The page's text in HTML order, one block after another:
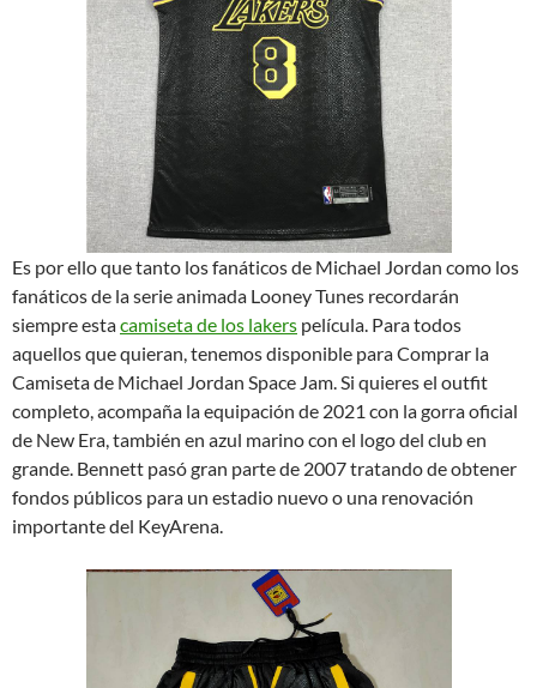
Es por ello que tanto los fanáticos de Michael Jordan como los
fanáticos de la serie animada Looney Tunes recordarán
siempre estacamiseta de los lakers película. Para todos
aquellos que quieran, tenemos disponible para Comprar la
Camiseta de Michael Jordan Space Jam. Si quieres el outfit
completo, acompaña la equipación de 2021 con la gorra oficial
de New Era, también en azul marino con el logo del club en
grande. Bennett pasó gran parte de 2007 tratando de obtener
fondos públicos para un estadio nuevo o una renovación
importante del KeyArena.